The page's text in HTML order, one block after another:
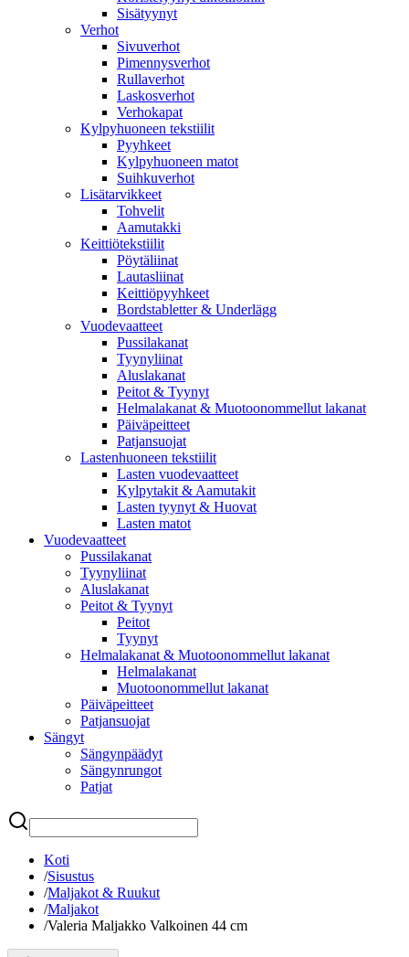
Sisätyynyt
Verhot
Sivuverhot
Pimennysverhot
Rullaverhot
Laskosverhot
Verhokapat
Kylpyhuoneen tekstiilit
Pyyhkeet
Kylpyhuoneen matot
Suihkuverhot
Lisätarvikkeet
Tohvelit
Aamutakki
Keittiötekstiilit
Pöytäliinat
Lautasliinat
Keittiöpyyhkeet
Bordstabletter & Underlägg
Vuodevaatteet
Pussilakanat
Tyynyliinat
Aluslakanat
Peitot & Tyynyt
Helmalakanat & Muotoonommellut lakanat
Päiväpeitteet
Patjansuojat
Lastenhuoneen tekstiilit
Lasten vuodevaatteet
Kylpytakit & Aamutakit
Lasten tyynyt & Huovat
Lasten matot
Vuodevaatteet
Pussilakanat
Tyynyliinat
Aluslakanat
Peitot & Tyynyt
Peitot
Tyynyt
Helmalakanat & Muotoonommellut lakanat
Helmalakanat
Muotoonommellut lakanat
Päiväpeitteet
Patjansuojat
Sängyt
Sängynpäädyt
Sängynrungot
Patjat
Etsi
Koti
/Sisustus
/Maljakot & Ruukut
/Maljakot
/Valeria Maljakko Valkoinen 44 cm